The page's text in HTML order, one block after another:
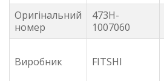
Оригінальний
номер
473H-
1007060
Виробник FITSHI